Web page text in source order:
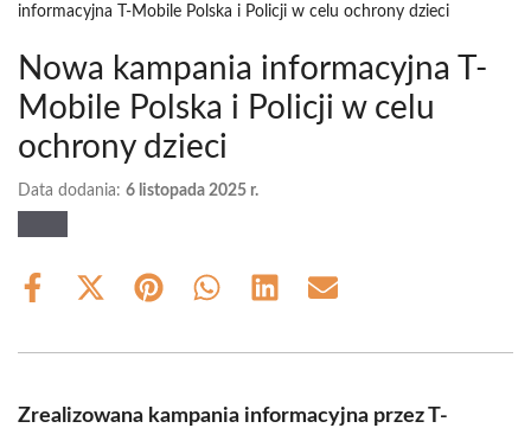
informacyjna T-Mobile Polska i Policji w celu ochrony dzieci
Nowa kampania informacyjna T-
Mobile Polska i Policji w celu
ochrony dzieci
Data dodania: 6 listopada 2025 r.
Share
Share
(Twitter)
Share Share Share Share
Zrealizowana kampania informacyjna przez T-